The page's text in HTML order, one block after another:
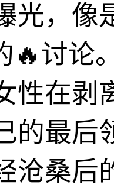
光，像
🔥讨论
性在剥
的最后
沧桑后